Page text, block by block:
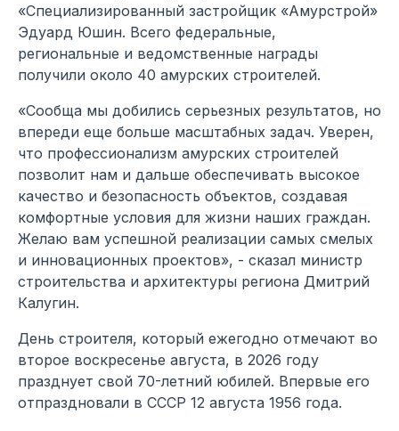
«Специализированный застройщик «Амурстрой»
Эдуард Юшин. Всего федеральные,
региональные и ведомственные награды
получили около 40 амурских строителей.
«Сообща мы добились серьезных результатов, но
впереди еще больше масштабных задач. Уверен,
что профессионализм амурских строителей
позволит нам и дальше обеспечивать высокое
качество и безопасность объектов, создавая
комфортные условия для жизни наших граждан.
Желаю вам успешной реализации самых смелых
и инновационных проектов», - сказал министр
строительства и архитектуры региона Дмитрий
Калугин.
День строителя, который ежегодно отмечают во
второе воскресенье августа, в 2026 году
празднует свой 70-летний юбилей. Впервые его
отпраздновали в СССР 12 августа 1956 года.